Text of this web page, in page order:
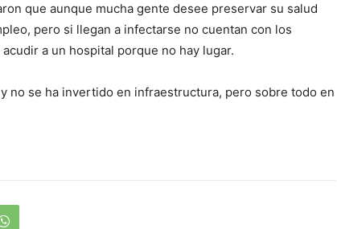
que aunque mucha gente desee preservar su salud
pero si llegan a infectarse no cuentan con los
a un hospital porque no hay lugar.
no se ha invertido en infraestructura, pero sobre todo en